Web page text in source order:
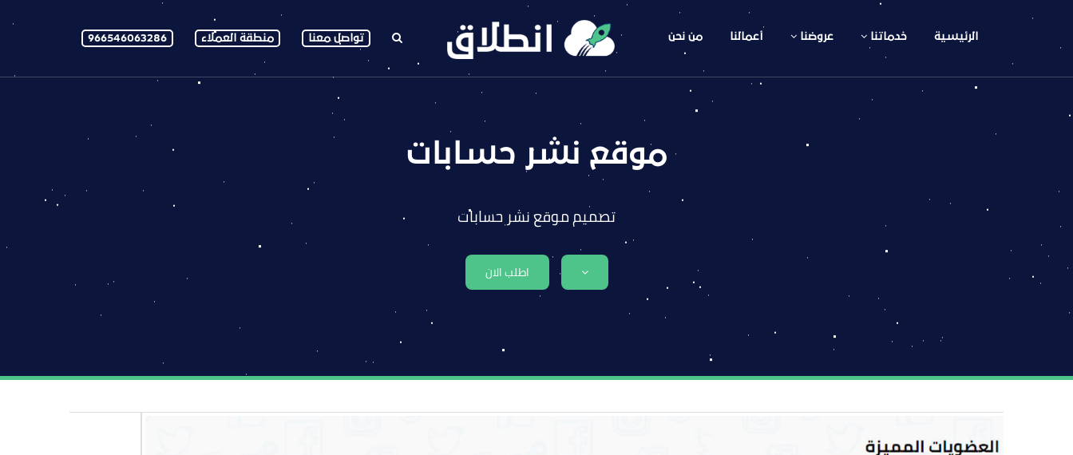
الرئيسية خدماتنا عروضنا أعمالنا من نحن تواصل معنا منطقة العملاء 966546063286
موقع نشر حسابات
تصميم موقع نشر حسابات
اطلب الان